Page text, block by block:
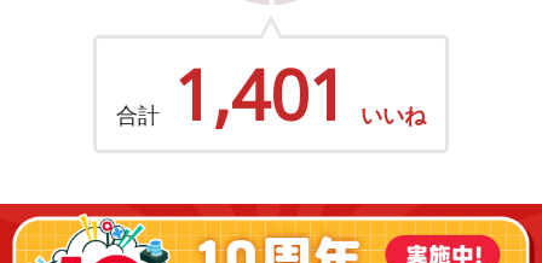
合計 1,401 いいね